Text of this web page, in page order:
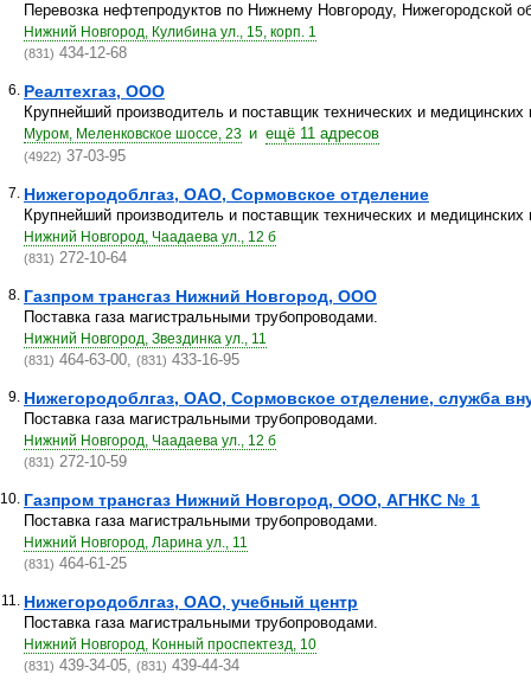
Перевозка нефтепродуктов по Нижнему Новгороду, Нижегородской
Нижний Новгород, Кулибина ул., 15, корп. 1
(831) 434-12-68
6. Реалтехгаз, ООО
Крупнейший производитель и поставщик технических и
Муром, Меленковское шоссе, 23 и ещё 11 адресов
(4922) 37-03-95
7. Нижегородоблгаз, ОАО, Сормовское отделение
Крупнейший производитель и поставщик технических и
Нижний Новгород, Чаадаева ул., 12 б
(831) 272-10-64
8. Газпром трансгаз Нижний Новгород, ООО
Поставка газа магистральными трубопроводами.
Нижний Новгород, Звездинка ул., 11
(831) 464-63-00, (831) 433-16-95
9. Нижегородоблгаз, ОАО, Сормовское отделение, служба
Поставка газа магистральными трубопроводами.
Нижний Новгород, Чаадаева ул., 12 б
(831) 272-10-59
10. Газпром трансгаз Нижний Новгород, ООО, АГНКС № 1
Поставка газа магистральными трубопроводами.
Нижний Новгород, Ларина ул., 11
(831) 464-61-25
11. Нижегородоблгаз, ОАО, учебный центр
Поставка газа магистральными трубопроводами.
Нижний Новгород, Конный проспектезд, 10
(831) 439-34-05, (831) 439-44-34